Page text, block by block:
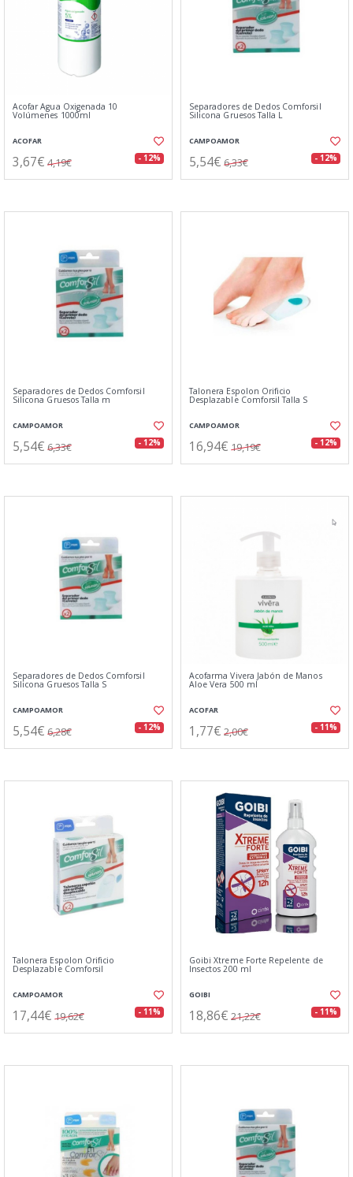
Acofar Agua Oxigenada 10
Volúmenes 1000ml
ACOFAR
3,67€ 4,19€ - 12%
Separadores de Dedos Comforsil
Silicona Gruesos Talla L
CAMPOAMOR
5,54€ 6,33€ - 12%
Separadores de Dedos Comforsil
Silicona Gruesos Talla m
CAMPOAMOR
5,54€ 6,33€ - 12%
Talonera Espolon Orificio
Desplazable Comforsil Talla S
CAMPOAMOR
16,94€ 19,19€ - 12%
Separadores de Dedos Comforsil
Silicona Gruesos Talla S
CAMPOAMOR
5,54€ 6,28€ - 12%
Acofarma Vivera Jabón de Manos
Aloe Vera 500 ml
ACOFAR
1,77€ 2,00€ - 11%
Talonera Espolon Orificio
Desplazable Comforsil
CAMPOAMOR
17,44€ 19,62€ - 11%
Goibi Xtreme Forte Repelente de
Insectos 200 ml
GOIBI
18,86€ 21,22€ - 11%